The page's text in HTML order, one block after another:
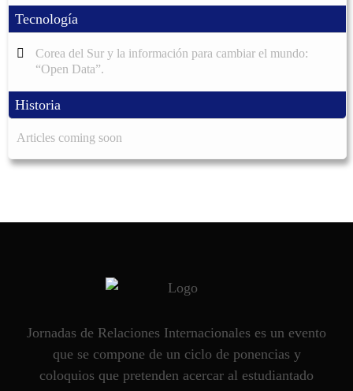
Tecnología
Corea del Sur y la información para cambiar el mundo:
“Open Data”.
Historia
Articles coming soon
Jornadas de Relaciones Internacionales es un evento
que se compone de un ciclo de ponencias y
coloquios que pretenden acercar al estudiantado